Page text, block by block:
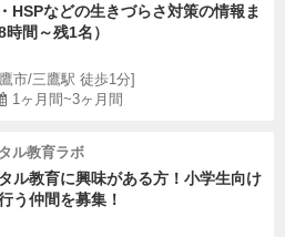
HSPなどの生きづらさ対策の情報ま
間～残1名）
市/三鷹駅 徒歩1分]
1ヶ月間~3ヶ月間
ル教育ラボ
ル教育に興味がある方！小学生向け
う仲間を募集！